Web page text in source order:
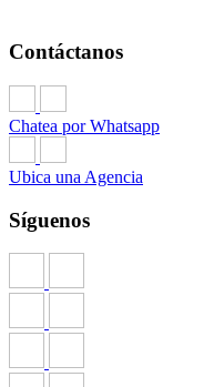
Contáctanos
Chatea por Whatsapp
Ubica una Agencia
Síguenos